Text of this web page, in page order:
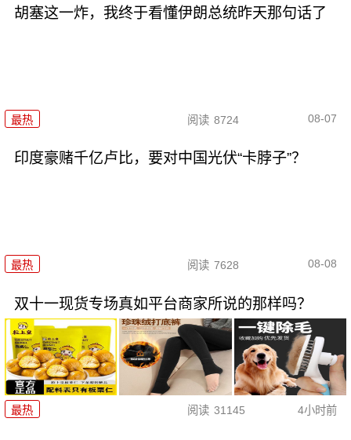
胡塞这一炸，我终于看懂伊朗总统昨天那句话了
最热 阅读 8724 08-07
印度豪赌千亿卢比，要对中国光伏“卡脖子”？
最热 阅读 7628 08-08
双十一现货专场真如平台商家所说的那样吗？
最热 阅读 31145 4小时前